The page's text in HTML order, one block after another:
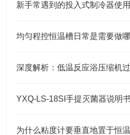
新手常遇到的投入式制冷器使
均匀程控恒温槽日常是需要做哪
深度解析：低温反应浴压缩机
YXQ-LS-18SI手提灭菌器说明书
为什么粘度计要垂直地置于恒